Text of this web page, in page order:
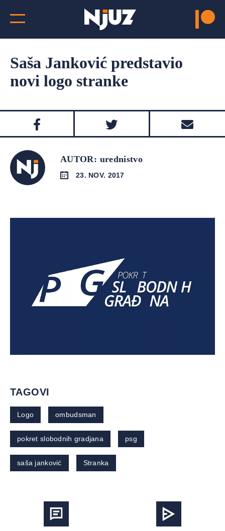
Saša Janković predstavio
novi logo stranke
AUTOR: urednistvo
23. NOV. 2017
TAGOVI
Logo ombudsman
pokret slobodnih gradjana psg
saša janković Stranka